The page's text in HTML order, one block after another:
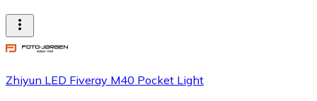
Zhiyun LED Fiveray M40 Pocket Light